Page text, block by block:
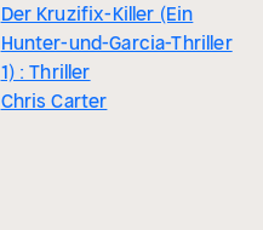
Der Kruzifix-Killer (Ein
Hunter-und-Garcia-Thriller
1) : Thriller
Chris Carter